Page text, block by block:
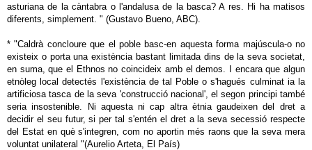
asturiana de la càntabra o l'andalusa de la basca? A res. Hi ha matisos
diferents, simplement. " (Gustavo Bueno, ABC).
* "Caldrà concloure que el poble basc-en aquesta forma majúscula-o no
existeix o porta una existència bastant limitada dins de la seva societat,
en suma, que el Ethnos no coincideix amb el demos. I encara que algun
etnòleg local detectés l'existència de tal Poble o s'hagués culminat ia la
artificiosa tasca de la seva 'construcció nacional', el segon principi també
seria insostenible. Ni aquesta ni cap altra ètnia gaudeixen del dret a
decidir el seu futur, si per tal s'entén el dret a la seva secessió respecte
del Estat en què s'integren, com no aportin més raons que la seva mera
voluntat unilateral "(Aurelio Arteta, El País)